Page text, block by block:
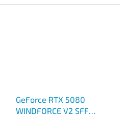
GeForce RTX 5080
WINDFORCE V2 SFF